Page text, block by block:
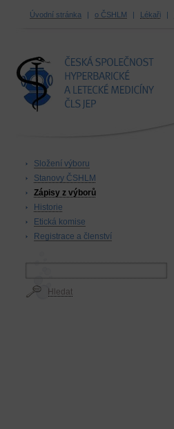
Úvodní stránka | o ČSHLM | Lékaři |
ČESKÁ SPOLEČNOST
HYPERBARICKÉ A LETECKÉ
MEDICÍNY ČLS JEP
Složení výboru
Stanovy ČSHLM
Zápisy z výborů
Historie
Etická komise
Registrace a členství
Hledat